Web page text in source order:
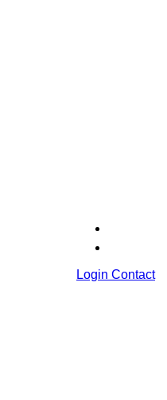
Login Contact